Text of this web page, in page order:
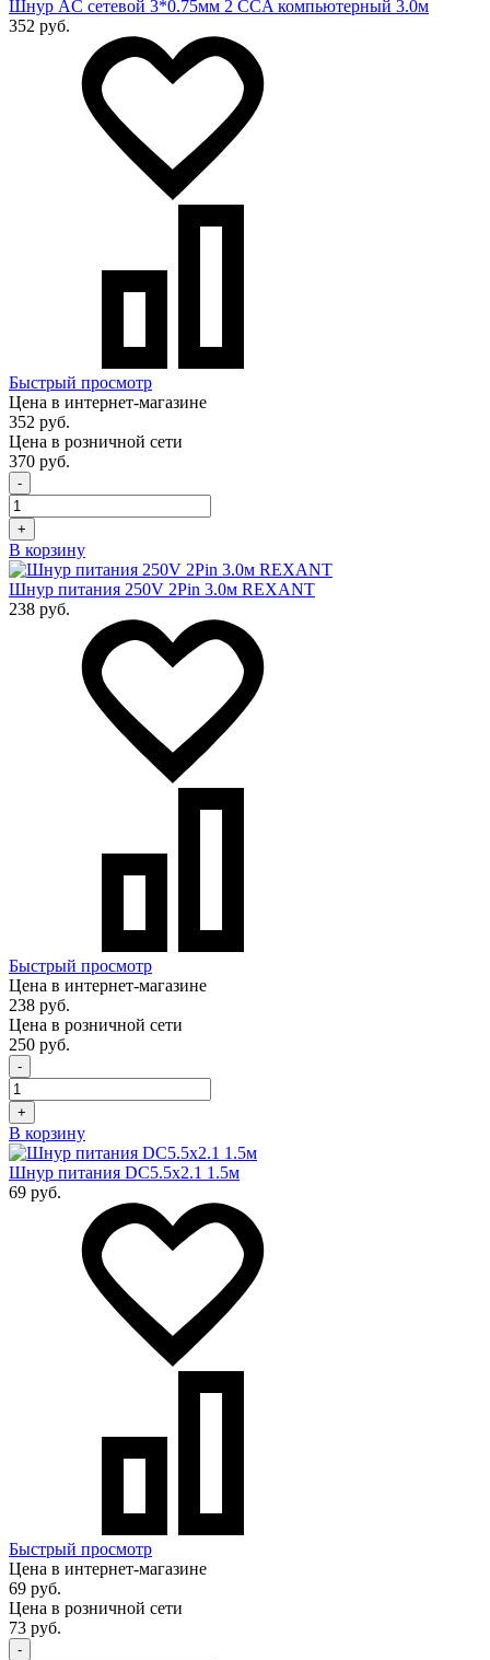
Шнур AC сетевой 3*0.75мм 2 CCA компьютерный 3.0м
352 руб.
Быстрый просмотр
Цена в интернет-магазине
352 руб.
Цена в розничной сети
370 руб.
-
+
В корзину
Шнур питания 250V 2Pin 3.0м REXANT
238 руб.
Быстрый просмотр
Цена в интернет-магазине
238 руб.
Цена в розничной сети
250 руб.
-
+
В корзину
Шнур питания DC5.5x2.1 1.5м
69 руб.
Быстрый просмотр
Цена в интернет-магазине
69 руб.
Цена в розничной сети
73 руб.
-